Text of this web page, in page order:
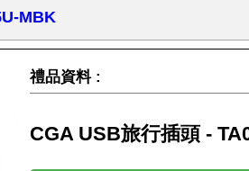
MBK
禮品資料 :
CGA USB旅行插頭 -